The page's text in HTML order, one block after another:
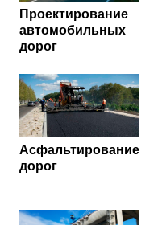
Проектирование
автомобильных
дорог
Асфальтирование
дорог